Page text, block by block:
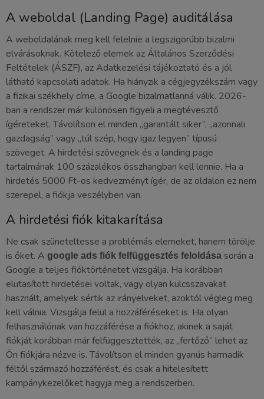
A weboldal (Landing Page) auditálása
A weboldalának meg kell felelnie a legszigorúbb bizalmi
elvárásoknak. Kötelező elemek az Általános Szerződési
Feltételek (ÁSZF), az Adatkezelési tájékoztató és a jól
látható kapcsolati adatok. Ha hiányzik a cégjegyzékszám vagy
a fizikai székhely címe, a Google bizalmatlanná válik. 2026-
ban a rendszer már különösen figyeli a megtévesztő
ígéreteket. Távolítson el minden „garantált siker”, „azonnali
gazdagság” vagy „túl szép, hogy igaz legyen” típusú
szöveget. A hirdetési szövegnek és a landing page
tartalmának 100 százalékos összhangban kell lennie. Ha a
hirdetés 5000 Ft-os kedvezményt ígér, de az oldalon ez nem
szerepel, a fiókja veszélyben van.
A hirdetési fiók kitakarítása
Ne csak szüneteltesse a problémás elemeket, hanem törölje
is őket. A google ads fiók felfüggesztés feloldása során a
Google a teljes fióktörténetet vizsgálja. Ha korábban
elutasított hirdetései voltak, vagy olyan kulcsszavakat
használt, amelyek sértik az irányelveket, azoktól végleg meg
kell válnia. Vizsgálja felül a hozzáféréseket is. Ha olyan
felhasználónak van hozzáférése a fiókhoz, akinek a saját
fiókját korábban már felfüggesztették, az „fertőző” lehet az
Ön fiókjára nézve is. Távolítson el minden gyanús harmadik
féltől származó hozzáférést, és csak a hitelesített
kampánykezelőket hagyja meg a rendszerben.